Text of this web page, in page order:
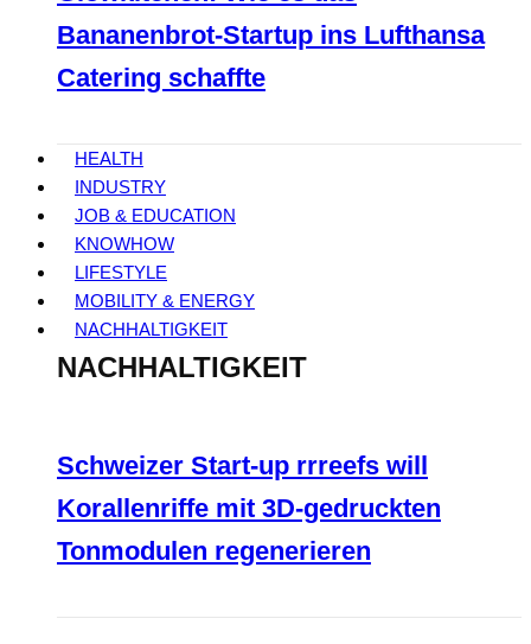
Bananenbrot-Startup ins Lufthansa
Catering schaffte
HEALTH
INDUSTRY
JOB & EDUCATION
KNOWHOW
LIFESTYLE
MOBILITY & ENERGY
NACHHALTIGKEIT
NACHHALTIGKEIT
Schweizer Start-up rrreefs will
Korallenriffe mit 3D-gedruckten
Tonmodulen regenerieren